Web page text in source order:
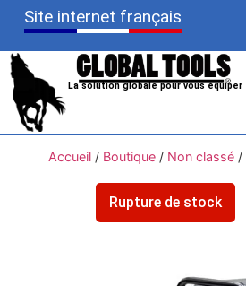
Site internet français
La solution globale pour vous équiper
Accueil/ Boutique/ Non classé/
Rupture de stock